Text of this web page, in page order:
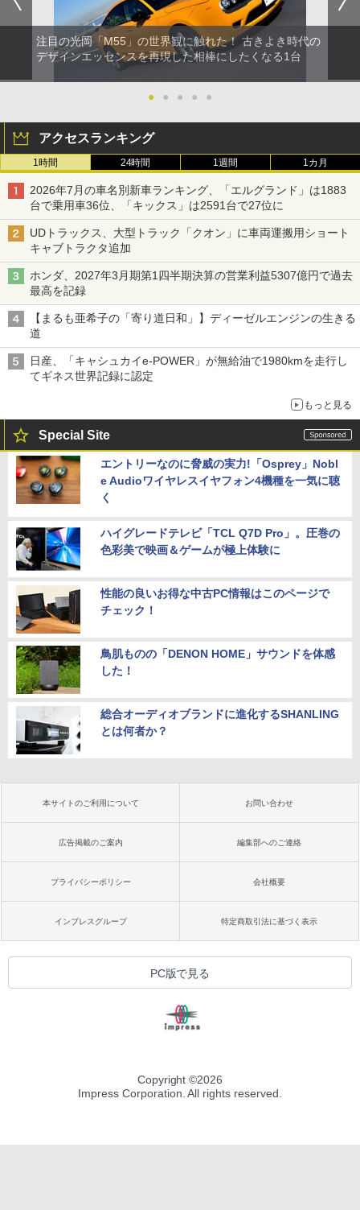
注目の光岡「M55」の世界観に触れた！ 古きよき時代の
デザインエッセンスを再現した相棒にしたくなる1台
● ● ● ● ●
アクセスランキング
1時間 24時間 1週間 1カ月
2026年7月の車名別新車ランキング、「エルグランド」は1883
台で乗用車36位、「キックス」は2591台で27位に
UDトラックス、大型トラック「クオン」に車両運搬用ショート
キャブトラクタ追加
ホンダ、2027年3月期第1四半期決算の営業利益5307億円で過去
最高を記録
【まるも亜希子の「寄り道日和」】ディーゼルエンジンの生きる
道
日産、「キャシュカイe-POWER」が無給油で1980kmを走行し
てギネス世界記録に認定
もっと見る
Special Site
エントリーなのに脅威の実力!「Osprey」Nobl
e Audioワイヤレスイヤフォン4機種を一気に聴
く
ハイグレードテレビ「TCL Q7D Pro」。圧巻の
色彩美で映画＆ゲームが極上体験に
性能の良いお得な中古PC情報はこのページで
チェック！
鳥肌ものの「DENON HOME」サウンドを体感
した！
総合オーディオブランドに進化するSHANLING
とは何者か？
本サイトのご利用について お問い合わせ
広告掲載のご案内 編集部へのご連絡
プライバシーポリシー 会社概要
インプレスグループ 特定商取引法に基づく表示
PC版で見る
Copyright ©2026
Impress Corporation. All rights reserved.